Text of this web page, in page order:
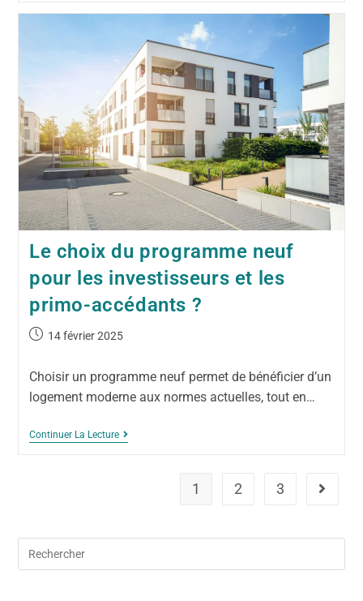
Le choix du programme neuf
pour les investisseurs et les
primo-accédants ?
14 février 2025
Choisir un programme neuf permet de bénéficier d’un
logement moderne aux normes actuelles, tout en…
Continuer La Lecture
1 2 3